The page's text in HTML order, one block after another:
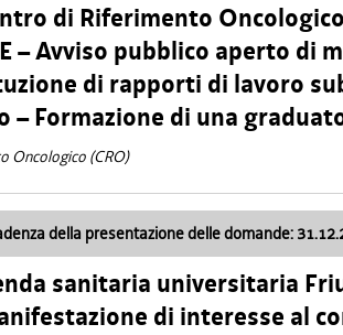
di Riferimento
– Avviso pubblico aperto di
di rapporti di lavoro
– Formazione di una
Oncologico (CRO)
della presentazione delle domande:
sanitaria universitaria
di interesse al